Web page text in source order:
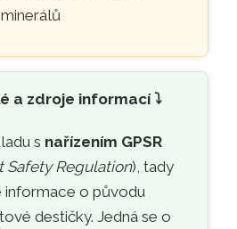
a zdroje informací ⤵️
s nařízením GPSR
Safety Regulation), tady
informace o původu
destičky. Jedná se o